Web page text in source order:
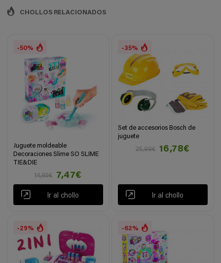
CHOLLOS RELACIONADOS
-50%
Juguete moldeable
Decoraciones Slime SO SLIME
TIE&DIE
14,95€
7,47€
Ir al chollo
-35%
Set de accesorios Bosch de
juguete
25,99€
16,78€
Ir al chollo
-29% -62%